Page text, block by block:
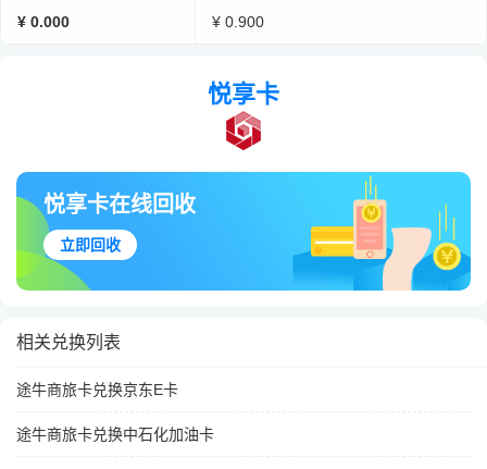
¥ 0.000 ¥ 0.900
悦享卡
悦享卡在线回收
立即回收
相关兑换列表
途牛商旅卡兑换京东E卡
途牛商旅卡兑换中石化加油卡